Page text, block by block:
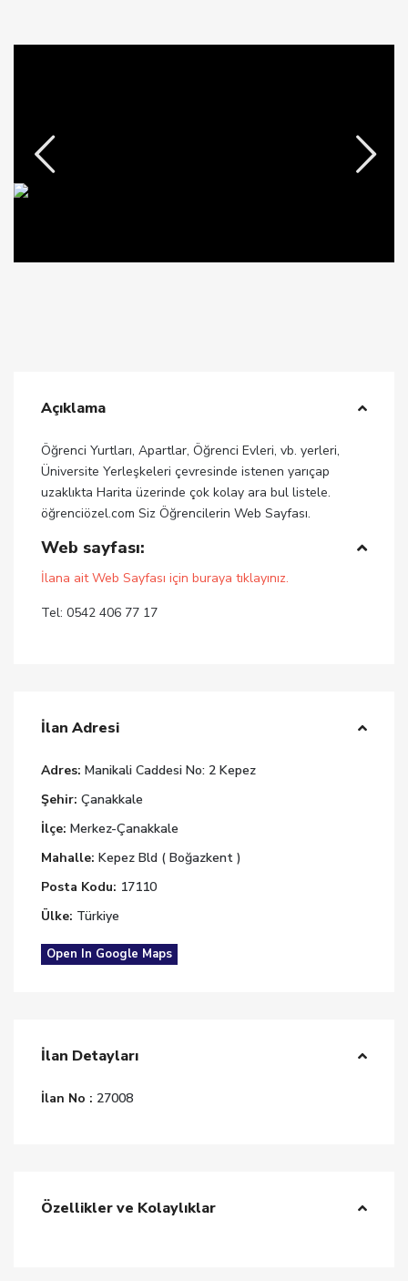
Açıklama
Öğrenci Yurtları, Apartlar, Öğrenci Evleri, vb. yerleri,
Üniversite Yerleşkeleri çevresinde istenen yarıçap
uzaklıkta Harita üzerinde çok kolay ara bul listele.
öğrenciözel.com Siz Öğrencilerin Web Sayfası.
Web sayfası:
İlana ait Web Sayfası için buraya tıklayınız.
Tel: 0542 406 77 17
İlan Adresi
Adres: Manikali Caddesi No: 2 Kepez
Şehir: Çanakkale
İlçe: Merkez-Çanakkale
Mahalle: Kepez Bld ( Boğazkent )
Posta Kodu: 17110
Ülke: Türkiye
Open In Google Maps
İlan Detayları
İlan No : 27008
Özellikler ve Kolaylıklar